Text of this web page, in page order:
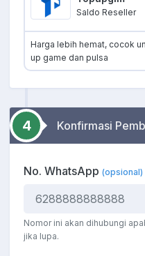
Saldo Reseller
Harga lebih hemat, cocok
up game dan pulsa
4 Konfirmasi
No. WhatsApp (opsional)
Nomor ini akan dihubungi
jika lupa.